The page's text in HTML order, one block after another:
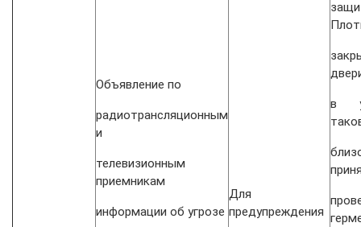
Объявление по
радиотрансляционным
и
телевизионным
приемникам
информации об угрозе
Для
предупреждения
в